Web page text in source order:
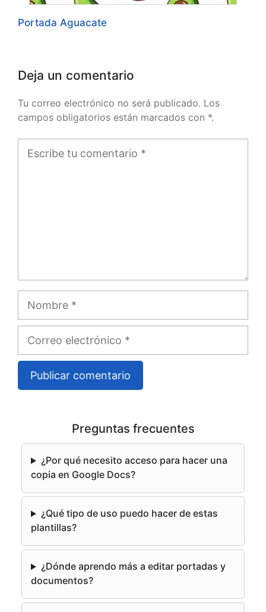
Portada Aguacate
Deja un comentario
Tu correo electrónico no será publicado. Los
campos obligatorios están marcados con *.
Comentario
Nombre
Correo
a
v
Preguntas frecuentes
¿Por qué necesito acceso para hacer una
copia en Google Docs?
¿Qué tipo de uso puedo hacer de estas
plantillas?
¿Dónde aprendo más a editar portadas y
documentos?